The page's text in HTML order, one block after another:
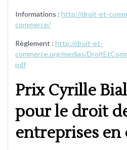
Informations : http://droit-et-
commerce/
Règlement : http://droit-et-
commerce.org/medias/
pdf
Prix Cyrille
pour le droit
entreprises